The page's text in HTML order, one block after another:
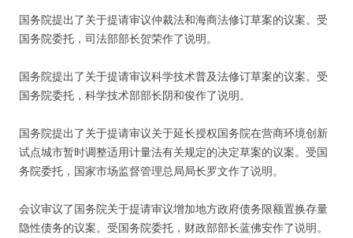
国务院提出了关于提请审议仲裁法和海商法修订草案的议案。受
国务院委托，司法部部长贺荣作了说明。
国务院提出了关于提请审议科学技术普及法修订草案的议案。受
国务院委托，科学技术部部长阴和俊作了说明。
国务院提出了关于提请审议关于延长授权国务院在营商环境创新
试点城市暂时调整适用计量法有关规定的决定草案的议案。受国
务院委托，国家市场监督管理总局局长罗文作了说明。
会议审议了国务院关于提请审议增加地方政府债务限额置换存量
隐性债务的议案。受国务院委托，财政部部长蓝佛安作了说明。